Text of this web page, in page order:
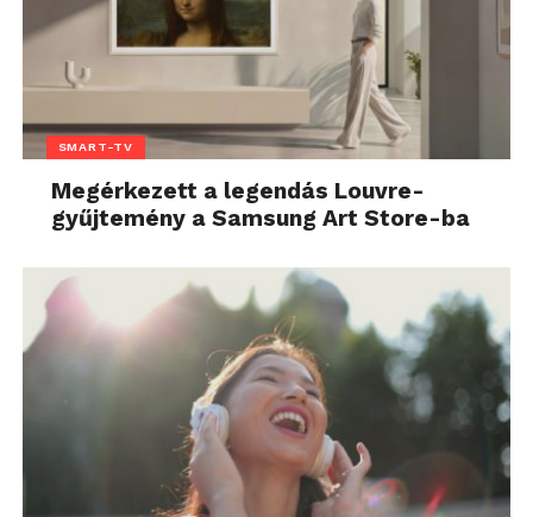
SMART-TV
Megérkezett a legendás Louvre-
gyűjtemény a Samsung Art Store-ba